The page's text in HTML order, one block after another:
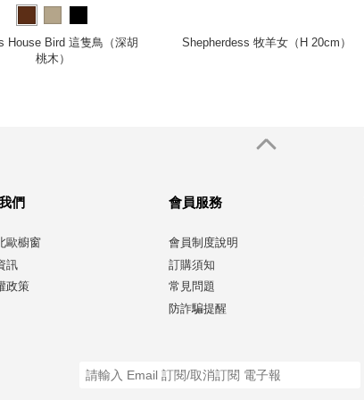
House Bird 這隻鳥（深胡
桃木）
Shepherdess 牧羊女（H 20cm）
們
歐櫥窗
訊
政策
會員服務
會員制度說明
訂購須知
常見問題
防詐騙提醒